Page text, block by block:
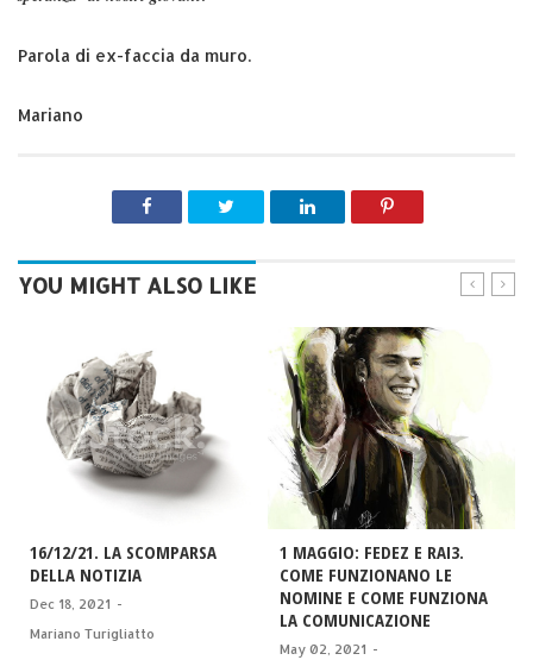
Parola di ex-faccia da muro.
Mariano
YOU MIGHT ALSO LIKE
16/12/21. LA SCOMPARSA
DELLA NOTIZIA
Dec 18, 2021 -
Mariano Turigliatto
1 MAGGIO: FEDEZ E RAI3.
COME FUNZIONANO LE
NOMINE E COME FUNZIONA
LA COMUNICAZIONE
May 02, 2021 -